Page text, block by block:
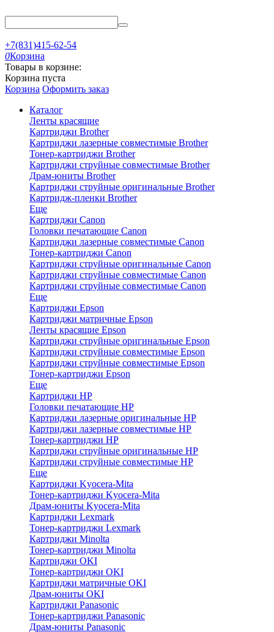
+7(831)415-62-54
0Корзина
Товары в корзине:
Корзина пуста
Корзина Оформить заказ
Каталог
Ленты красящие
Картриджи Brother
Картриджи лазерные совместимые Brother
Тонер-картриджи Brother
Картриджи струйные совместимые Brother
Драм-юниты Brother
Картриджи струйные оригинальные Brother
Картридж-пленки Brother
Еще
Картриджи Canon
Головки печатающие Canon
Картриджи лазерные совместимые Canon
Тонер-картриджи Canon
Картриджи струйные оригинальные Canon
Картриджи струйные совместимые Canon
Картриджи струйные совместимые Canon
Еще
Картриджи Epson
Картриджи матричные Epson
Ленты красящие Epson
Картриджи струйные оригинальные Epson
Картриджи струйные совместимые Epson
Картриджи струйные совместимые Epson
Тонер-картриджи Epson
Еще
Картриджи HP
Головки печатающие HP
Картриджи лазерные оригинальные HP
Картриджи лазерные совместимые HP
Тонер-картриджи HP
Картриджи струйные оригинальные HP
Картриджи струйные совместимые HP
Еще
Картриджи Kyocera-Mita
Тонер-картриджи Kyocera-Mita
Драм-юниты Kyocera-Mita
Картриджи Lexmark
Тонер-картриджи Lexmark
Картриджи Minolta
Тонер-картриджи Minolta
Картриджи OKI
Тонер-картриджи OKI
Картриджи матричные OKI
Драм-юниты OKI
Картриджи Panasonic
Тонер-картриджи Panasonic
Драм-юниты Panasonic